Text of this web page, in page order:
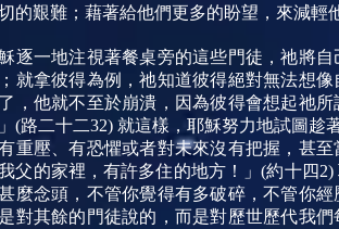
的艱難；藉著給他們更多的盼望，來減輕
逐一地注視著餐桌旁的這些門徒，祂將
就拿彼得為例，祂知道彼得絕對無法想
，他就不至於崩潰，因為彼得會想起祂
(路二十二32) 就這樣，耶穌努力地試圖
重壓、有恐懼或者對未來沒有把握，甚
我父的家裡，有許多住的地方！」(約十四
麼念頭，不管你覺得有多破碎，不管你
對其餘的門徒說的，而是對歷世歷代我